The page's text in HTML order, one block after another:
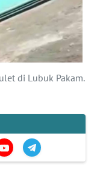
di Lubuk Pakam.